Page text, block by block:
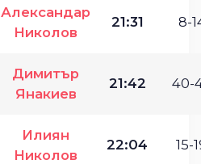
Александар
Николов
21:31 8-
Димитър
Янакиев
21:42 40-
Илиян
Николов
22:04 15-